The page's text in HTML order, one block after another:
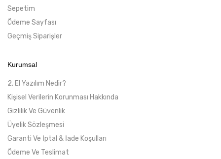
Sepetim
Ödeme Sayfası
Geçmiş Siparişler
Kurumsal
2. El Yazılım Nedir?
Kişisel Verilerin Korunması Hakkında
Gizlilik Ve Güvenlik
Üyelik Sözleşmesi
Garanti Ve İptal & İade Koşulları
Ödeme Ve Teslimat